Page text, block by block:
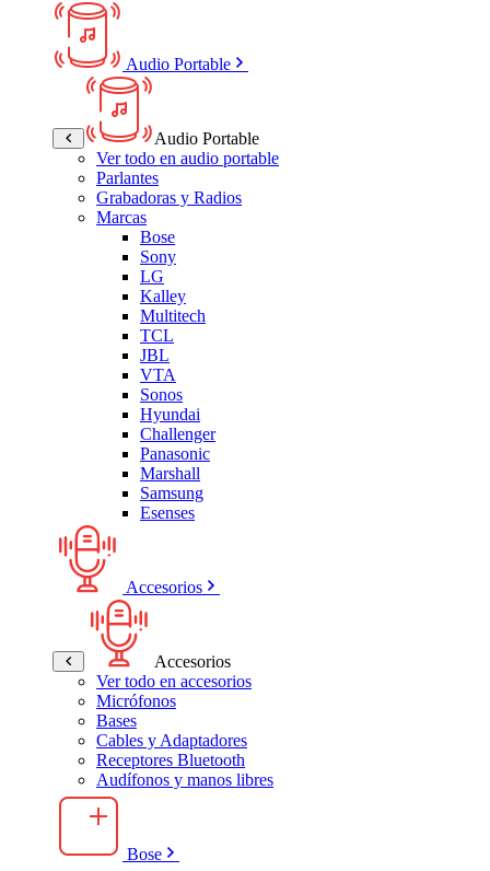
Audio Portable
Audio Portable
Ver todo en audio portable
Parlantes
Grabadoras y Radios
Marcas
Bose
Sony
LG
Kalley
Multitech
TCL
JBL
VTA
Sonos
Hyundai
Challenger
Panasonic
Marshall
Samsung
Esenses
Accesorios
Accesorios
Ver todo en accesorios
Micrófonos
Bases
Cables y Adaptadores
Receptores Bluetooth
Audífonos y manos libres
Bose